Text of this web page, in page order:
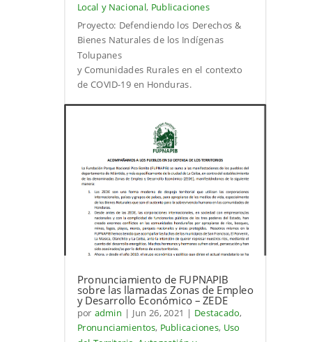
Local y Nacional, Publicaciones
Proyecto: Defendiendo los Derechos &
Bienes Naturales de los Indígenas
Tolupanes
y Comunidades Rurales en el contexto
de COVID-19 en Honduras.
Pronunciamiento de FUPNAPIB
sobre las llamadas Zonas de Empleo
y Desarrollo Económico – ZEDE
por admin | Jun 26, 2021 | Destacado,
Pronunciamientos, Publicaciones, Uso